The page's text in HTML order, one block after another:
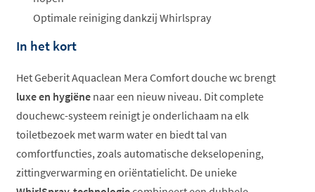
Optimale reiniging dankzij Whirlspray
In het kort
Het Geberit Aquaclean Mera Comfort douche wc brengt
luxe en hygiëne naar een nieuw niveau. Dit complete
douchewc-systeem reinigt je onderlichaam na elk
toiletbezoek met warm water en biedt tal van
comfortfuncties, zoals automatische dekselopening,
zittingverwarming en oriëntatielicht. De unieke